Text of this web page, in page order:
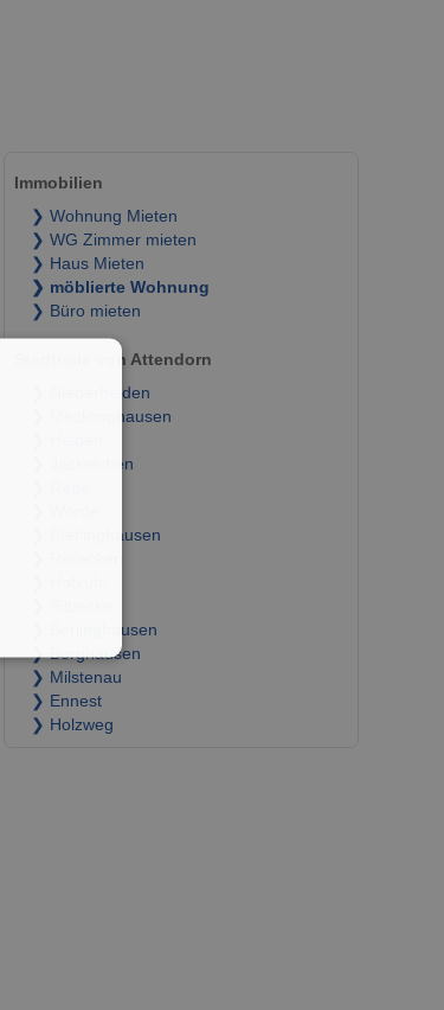
Immobilien
❯ Wohnung Mieten
❯ WG Zimmer mieten
❯ Haus Mieten
❯ möblierte Wohnung
❯ Büro mieten
Stadtteile von Attendorn
❯ Niederhelden
❯ Mecklinghausen
❯ Jäckelchen
❯ Rieflinghausen
❯ Berlinghausen
❯ Borghausen
❯ Milstenau
❯ Ennest
❯ Holzweg